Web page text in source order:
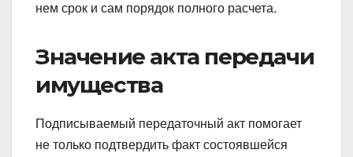
нем срок и сам порядок полного расчета.
Значение акта передачи
имущества
Подписываемый передаточный акт помогает
не только подтвердить факт состоявшейся